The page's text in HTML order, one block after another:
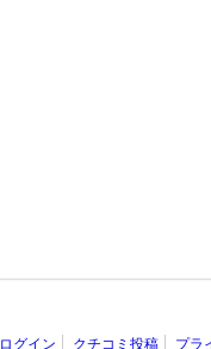
ログイン クチコミ投稿 プラ